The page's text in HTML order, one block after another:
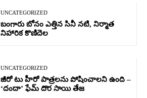
UNCATEGORIZED
బంగారు బోనం ఎత్తిన సినీ నటి, నిర్మాత
నిహారిక కొణిదెల
UNCATEGORIZED
జీరో టు హీరో పాత్రలను పోషించాలని ఉంది –
‘దందా’ ఫేమ్ దొర సాయి తేజ